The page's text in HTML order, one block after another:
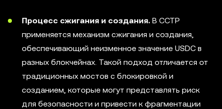
Процесс сжигания и создания. В CCTP
применяется механизм сжигания и создания,
обеспечивающий неизменное значение USDC в
разных блокчейнах. Такой подход отличается от
традиционных мостов с блокировкой и
созданием, которые могут представлять риск
для безопасности и привести к фрагментации